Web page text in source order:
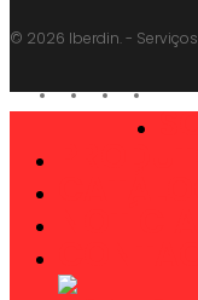
© 2026 Iberdin. -
facebook
linkedinyoutube